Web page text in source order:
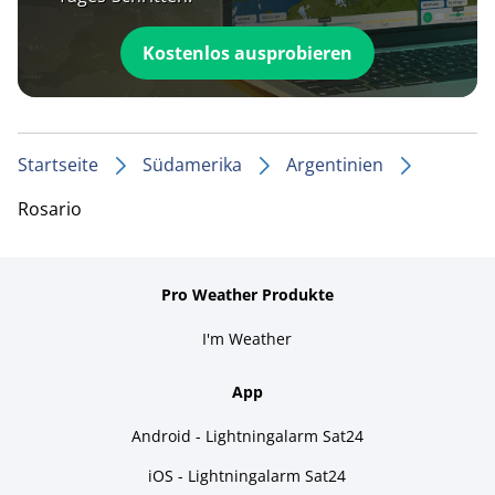
Kostenlos ausprobieren
Startseite Südamerika
Argentinien
Rosario
Pro Weather Produkte
I'm Weather
App
Android - Lightningalarm Sat24
iOS - Lightningalarm Sat24